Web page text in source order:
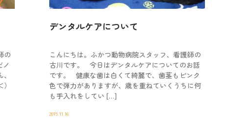
の
デンタルケアについて
こんにちは。ふかつ動物病院スタッフ、看護師の
古川です。 今日はデンタルケアについてのお話
です。 健康な歯は白くて綺麗で、歯茎もピンク
色で弾力がありますが、歳を重ねていくうちに何
も手入れをしてい […]
2015.11.16